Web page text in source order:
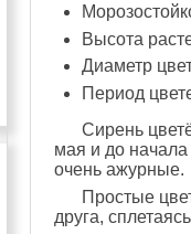
Высота
Диаметр
Период
Сирень
мая и до
очень ажурные.
Простые
друга,